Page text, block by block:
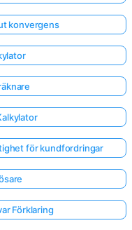
konvergens
för kundfordringar
Förklaring